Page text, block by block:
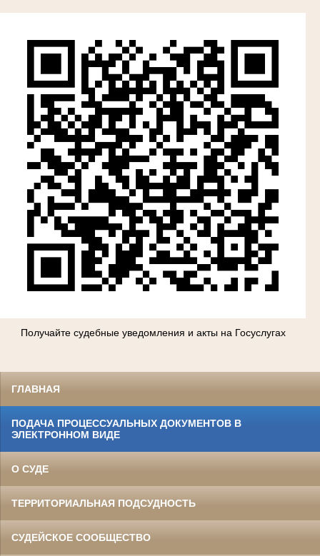
Получайте судебные уведомления и акты на Госуслугах
ГЛАВНАЯ
ПОДАЧА ПРОЦЕССУАЛЬНЫХ ДОКУМЕНТОВ В
ЭЛЕКТРОННОМ ВИДЕ
О СУДЕ
ТЕРРИТОРИАЛЬНАЯ ПОДСУДНОСТЬ
СУДЕЙСКОЕ СООБЩЕСТВО